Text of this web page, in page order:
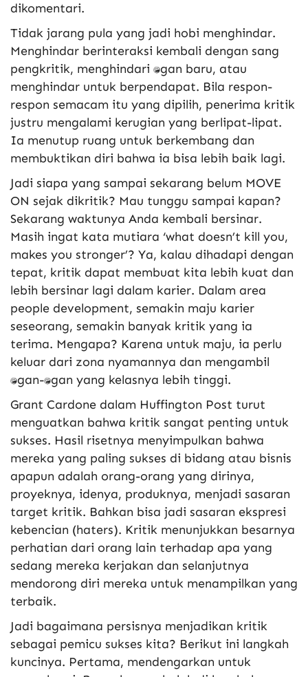
dikomentari.
Tidak jarang pula yang jadi hobi menghindar.
Menghindar berinteraksi kembali dengan sang
pengkritik, menghindari tantangan baru, atau
menghindar untuk berpendapat. Bila respon-
respon semacam itu yang dipilih, penerima kritik
justru mengalami kerugian yang berlipat-lipat.
Ia menutup ruang untuk berkembang dan
membuktikan diri bahwa ia bisa lebih baik lagi.
Jadi siapa yang sampai sekarang belum MOVE
ON sejak dikritik? Mau tunggu sampai kapan?
Sekarang waktunya Anda kembali bersinar.
Masih ingat kata mutiara ‘what doesn’t kill you,
makes you stronger’? Ya, kalau dihadapi dengan
tepat, kritik dapat membuat kita lebih kuat dan
lebih bersinar lagi dalam karier. Dalam area
people development, semakin maju karier
seseorang, semakin banyak kritik yang ia
terima. Mengapa? Karena untuk maju, ia perlu
keluar dari zona nyamannya dan mengambil
tantangan-tantangan yang kelasnya lebih tinggi.
Grant Cardone dalam Huffington Post turut
menguatkan bahwa kritik sangat penting untuk
sukses. Hasil risetnya menyimpulkan bahwa
mereka yang paling sukses di bidang atau bisnis
apapun adalah orang-orang yang dirinya,
proyeknya, idenya, produknya, menjadi sasaran
target kritik. Bahkan bisa jadi sasaran ekspresi
kebencian (haters). Kritik menunjukkan besarnya
perhatian dari orang lain terhadap apa yang
sedang mereka kerjakan dan selanjutnya
mendorong diri mereka untuk menampilkan yang
terbaik.
Jadi bagaimana persisnya menjadikan kritik
sebagai pemicu sukses kita? Berikut ini langkah
kuncinya. Pertama, mendengarkan untuk